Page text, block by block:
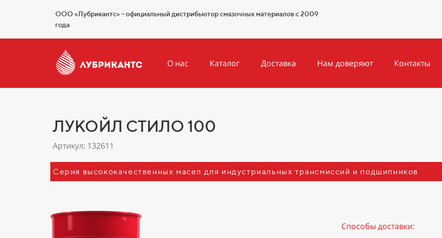
ООО «Лубрикантс» – официальный дистрибьютор смазочных материалов с 2009
года
О нас Каталог Доставка Нам доверяют Контакты
ЛУКОЙЛ СТИЛО 100
Артикул: 132611
Серия высококачественных масел для индустриальных трансмиссий и подшипников
Способы доставки: